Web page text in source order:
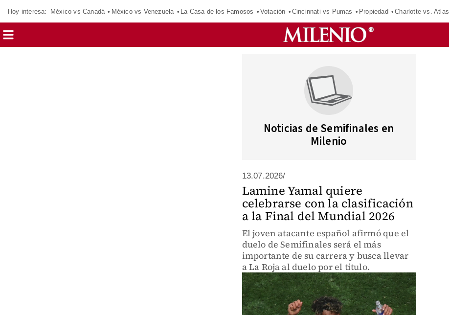
Hoy interesa: México vs Canadá México vs Venezuela La Casa de los Famosos Votación Cincinnati vs Pumas Propiedad Charlotte vs. Atlas
Noticias de Semifinales en
Milenio
13.07.2026/
Lamine Yamal quiere
celebrarse con la clasificación
a la Final del Mundial 2026
El joven atacante español afirmó que el
duelo de Semifinales será el más
importante de su carrera y busca llevar
a La Roja al duelo por el título.